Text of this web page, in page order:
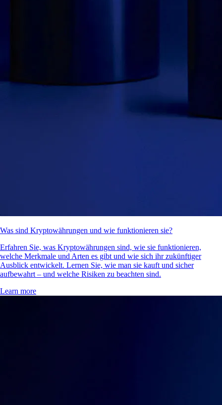
Was sind Kryptowährungen und wie funktionieren sie?
Erfahren Sie, was Kryptowährungen sind, wie sie funktionieren,
welche Merkmale und Arten es gibt und wie sich ihr zukünftiger
Ausblick entwickelt. Lernen Sie, wie man sie kauft und sicher
aufbewahrt – und welche Risiken zu beachten sind.
Learn more